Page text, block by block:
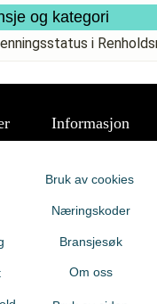
og kategori
i
Informasjon
Bruk av cookies
Næringskoder
Bransjesøk
Om oss